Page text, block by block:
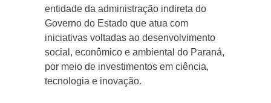
entidade da administração indireta do
Governo do Estado que atua com
iniciativas voltadas ao desenvolvimento
social, econômico e ambiental do Paraná,
por meio de investimentos em ciência,
tecnologia e inovação.